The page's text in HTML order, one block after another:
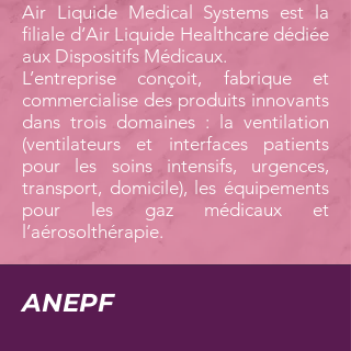
Air Liquide Medical Systems est la
filiale d’Air Liquide Healthcare dédiée
aux Dispositifs Médicaux.
L’entreprise conçoit, fabrique et
commercialise des produits innovants
dans trois domaines : la ventilation
(ventilateurs et interfaces patients
pour les soins intensifs, urgences,
transport, domicile), les équipements
pour les gaz médicaux et
l’aérosolthérapie.
ANEPF